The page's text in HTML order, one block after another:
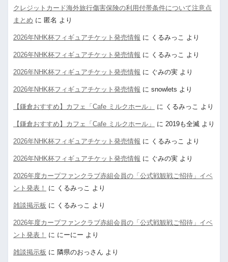
クレジットカード海外旅行傷害保険の利用付帯条件について注意点
まとめ に 匿名 より
2026年NHK杯フィギュアチケット発売情報 に くるみっこ より
2026年NHK杯フィギュアチケット発売情報 に くるみっこ より
2026年NHK杯フィギュアチケット発売情報 に ぐみの実 より
2026年NHK杯フィギュアチケット発売情報 に snowlets より
【鎌倉おすすめ】カフェ「Cafe ミルクホール」 に くるみっこ より
【鎌倉おすすめ】カフェ「Cafe ミルクホール」 に 2019も全滅 より
2026年NHK杯フィギュアチケット発売情報 に くるみっこ より
2026年NHK杯フィギュアチケット発売情報 に ぐみの実 より
2026年度カープファンクラブ赤組会員の「公式戦観戦ご招待」イベ
ント発表！
に くるみっこ より
雑談掲示板 に くるみっこ より
2026年度カープファンクラブ赤組会員の「公式戦観戦ご招待」イベ
ント発表！
に にーにー より
雑談掲示板 に 隣県のおっさん より